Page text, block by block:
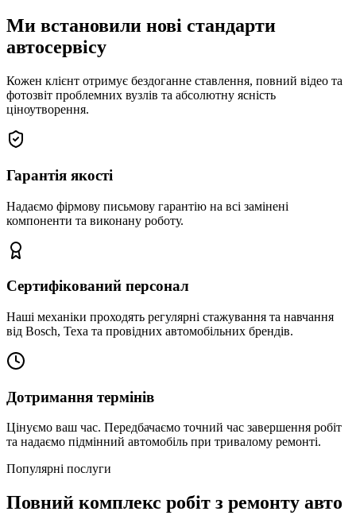
Ми встановили нові стандарти
автосервісу
Кожен клієнт отримує бездоганне ставлення, повний відео та
фотозвіт проблемних вузлів та абсолютну ясність
ціноутворення.
Гарантія якості
Надаємо фірмову письмову гарантію на всі замінені
компоненти та виконану роботу.
Сертифікований персонал
Наші механіки проходять регулярні стажування та навчання
від Bosch, Texa та провідних автомобільних брендів.
Дотримання термінів
Цінуємо ваш час. Передбачаємо точний час завершення робіт
та надаємо підмінний автомобіль при тривалому ремонті.
Популярні послуги
Повний комплекс робіт з ремонту авто